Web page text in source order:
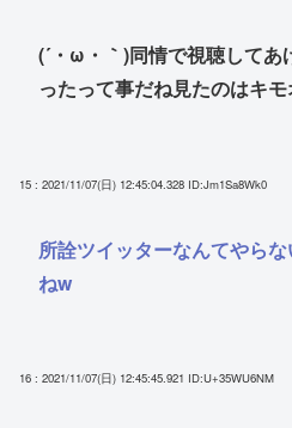
(´・ω・｀)同情で視聴して
ったって事だね見たのはキ
15 : 2021/11/07(日) 12:45:04.328 ID:Jm1Sa8Wk0
所詮ツイッターなんてやら
ねw
16 : 2021/11/07(日) 12:45:45.921 ID:U+35WU6NM